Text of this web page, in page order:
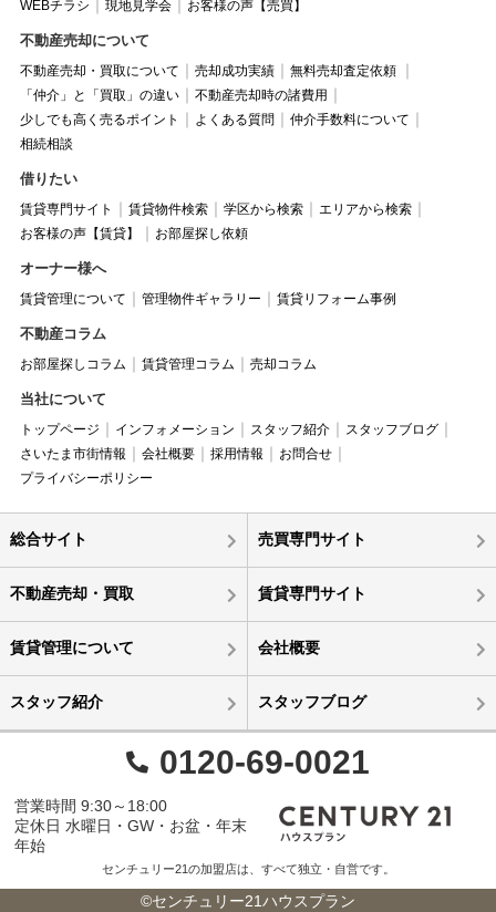
WEBチラシ
現地見学会 お客様の声【売買】
不動産売却について
不動産売却・買取について 売却成功実績
無料売却査定依頼
「仲介」と「買取」の違い
不動産売却時の諸費用
少しでも高く売るポイント
よくある質問
仲介手数料について
相続相談
借りたい
賃貸専門サイト 賃貸物件検索 学区から検索
エリアから検索
お客様の声【賃貸】
お部屋探し依頼
オーナー様へ
賃貸管理について 管理物件ギャラリー 賃貸リフォーム事例
不動産コラム
お部屋探しコラム 賃貸管理コラム 売却コラム
当社について
トップページ インフォメーション スタッフ紹介
スタッフブログ
さいたま市街情報
会社概要 採用情報
お問合せ
プライバシーポリシー
総合サイト 売買専門サイト
不動産売却・買取 賃貸専門サイト
賃貸管理について 会社概要
スタッフ紹介 スタッフブログ
0120-69-0021
営業時間 9:30～18:00
定休日 水曜日・GW・お盆・年末
年始
センチュリー21の加盟店は、すべて独立・自営です。
©センチュリー21ハウスプラン